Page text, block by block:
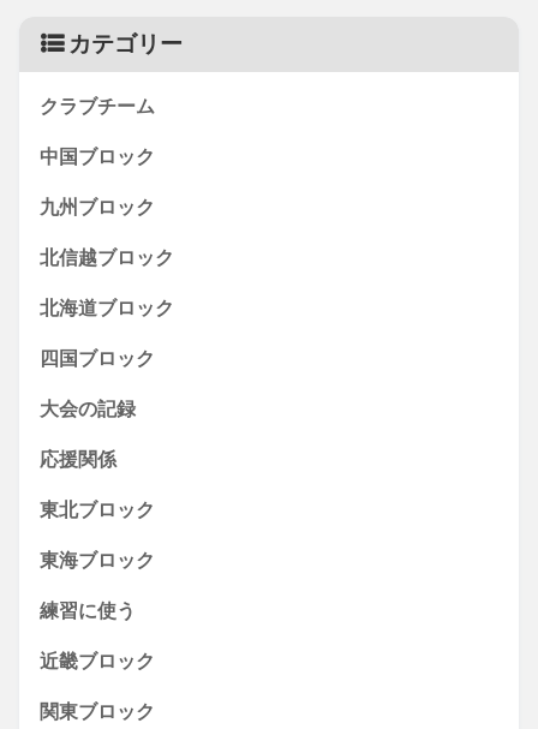
カテゴリー
クラブチーム
中国ブロック
九州ブロック
北信越ブロック
北海道ブロック
四国ブロック
大会の記録
応援関係
東北ブロック
東海ブロック
練習に使う
近畿ブロック
関東ブロック